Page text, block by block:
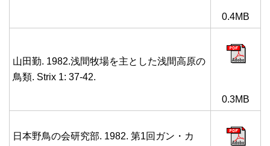
0.4MB
山田勤. 1982.浅間牧場を主とした浅間高原の
鳥類. Strix 1: 37-42.
0.3MB
日本野鳥の会研究部. 1982. 第1回ガン・カ